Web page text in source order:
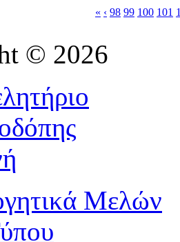
« ‹ 98 99 100 101
© 2026
Μελών